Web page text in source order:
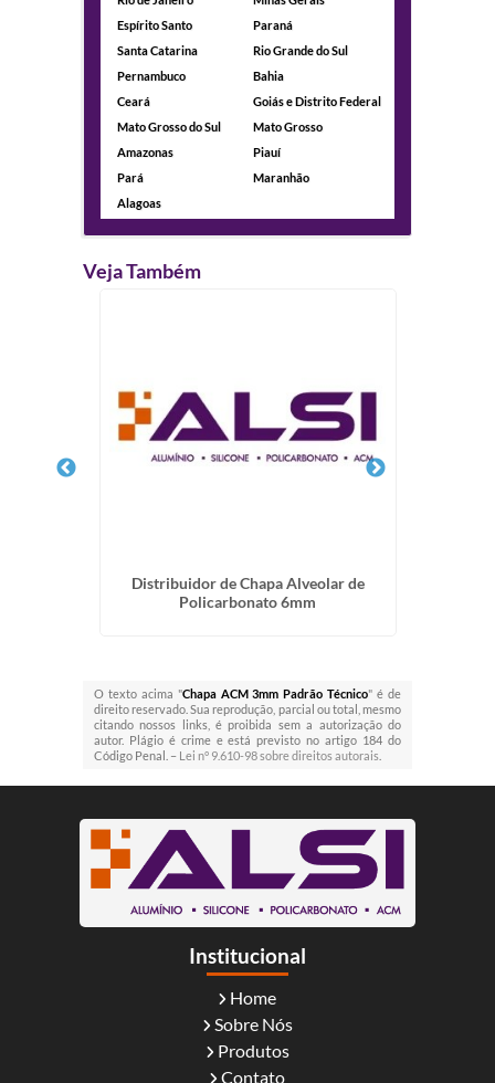
Espírito Santo
Paraná
Santa Catarina
Rio Grande do Sul
Pernambuco
Bahia
Ceará
Goiás e Distrito Federal
Mato Grosso do Sul
Mato Grosso
Amazonas
Piauí
Pará
Maranhão
Alagoas
Veja Também
Distribuidor de Chapa Alveolar de
Policarbonato 6mm
O texto acima "Chapa ACM 3mm Padrão Técnico" é de
direito reservado. Sua reprodução, parcial ou total, mesmo
citando nossos links, é proibida sem a autorização do
autor. Plágio é crime e está previsto no artigo 184 do
Código Penal. – Lei n° 9.610-98 sobre direitos autorais.
Institucional
Home
Sobre Nós
Produtos
Contato